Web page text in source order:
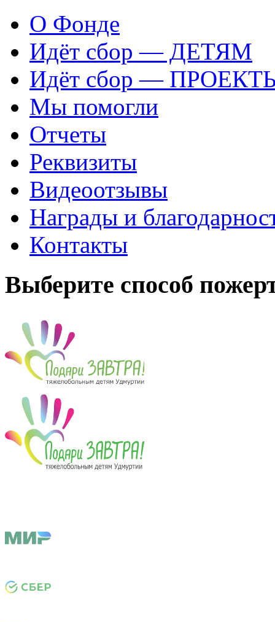
О Фонде
Идёт сбор — ДЕТЯМ
Идёт сбор —
Мы помогли
Отчеты
Реквизиты
Видеоотзывы
Награды и
Контакты
Выберите способ